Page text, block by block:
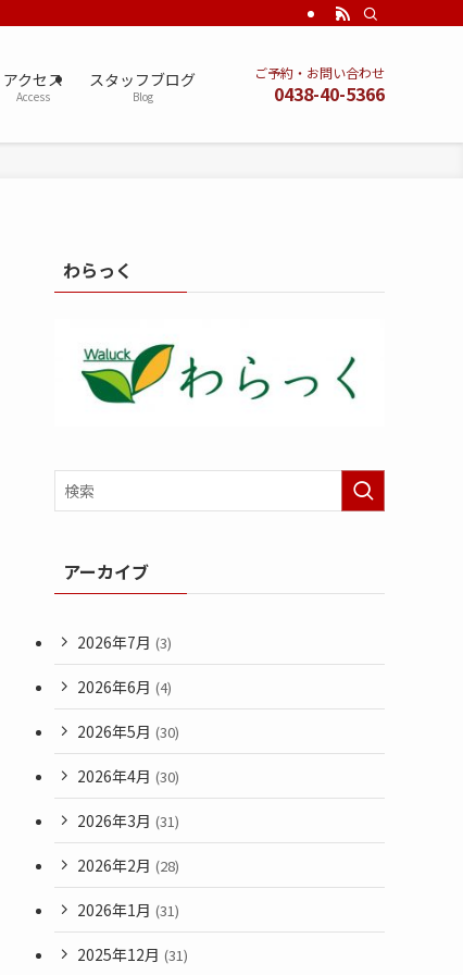
アクセス
Access
スタッフブログ
Blog
ご予約・お問い合わせ
0438-40-5366
わらっく
アーカイブ
2026年7月 (3)
2026年6月 (4)
2026年5月 (30)
2026年4月 (30)
2026年3月 (31)
2026年2月 (28)
2026年1月 (31)
2025年12月 (31)